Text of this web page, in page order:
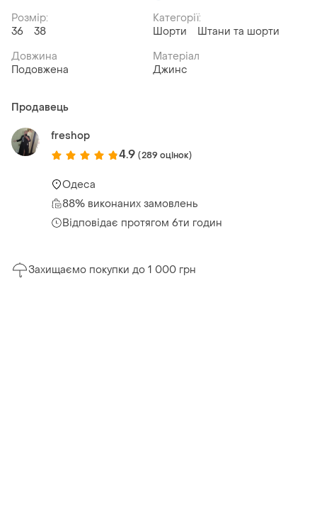
Розмір:
36
38
Категорії:
Шорти
Штани та шорти
Довжина
Подовжена
Матеріал
Джинс
Продавець
freshop
4.9 (289 оцінок)
Одеса
88% виконаних замовлень
Відповідає протягом 6ти годин
Захищаємо покупки до 1 000 грн